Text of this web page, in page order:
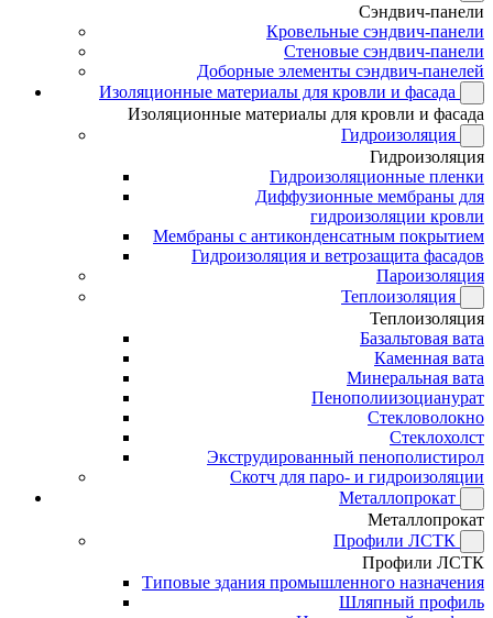
Сэндвич-панели
Кровельные сэндвич-панели
Стеновые сэндвич-панели
Доборные элементы сэндвич-панелей
Изоляционные материалы для кровли и фасада
Изоляционные материалы для кровли и фасада
Гидроизоляция
Гидроизоляция
Гидроизоляционные пленки
Диффузионные мембраны для
гидроизоляции кровли
Мембраны с антиконденсатным покрытием
Гидроизоляция и ветрозащита фасадов
Пароизоляция
Теплоизоляция
Теплоизоляция
Базальтовая вата
Каменная вата
Минеральная вата
Пенополиизоцианурат
Стекловолокно
Стеклохолст
Экструдированный пенополистирол
Скотч для паро- и гидроизоляции
Металлопрокат
Металлопрокат
Профили ЛСТК
Профили ЛСТК
Типовые здания промышленного назначения
Шляпный профиль